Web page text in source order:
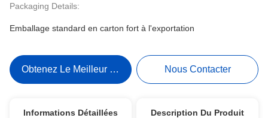
Packaging Details:
Emballage standard en carton fort à l'exportation
Obtenez Le Meilleur Prix Nous Contacter
Informations Détaillées Description Du Produit